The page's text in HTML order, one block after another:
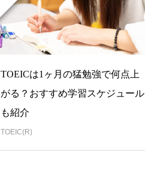
TOEICは1ヶ月の猛勉強で何点上
がる？おすすめ学習スケジュール
も紹介
TOEIC(R)